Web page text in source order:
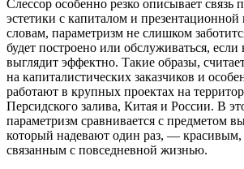
Слессор особенно резко описывает связь
эстетики с капиталом и
словам, параметризм не слишком
будет построено или обслуживаться, если
выглядит эффектно. Такие образы,
на капиталистических заказчиков и
работают в крупных проектах на
Персидского залива, Китая и России. В
параметризм сравнивается с предметом
который надевают один раз, — красивым,
связанным с повседневной жизнью.